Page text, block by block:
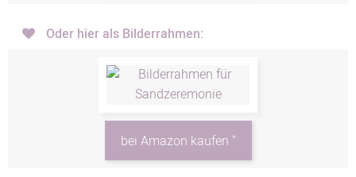
Oder hier als Bilderrahmen:
bei Amazon kaufen *